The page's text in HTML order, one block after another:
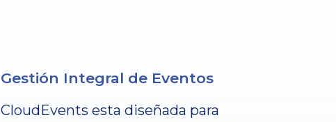
Gestión Integral de Eventos
CloudEvents esta diseñada para